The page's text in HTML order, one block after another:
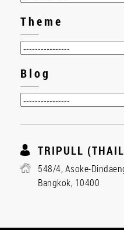
Theme
Blog
TRIPULL
548/4, Asoke-
Bangkok, 10400